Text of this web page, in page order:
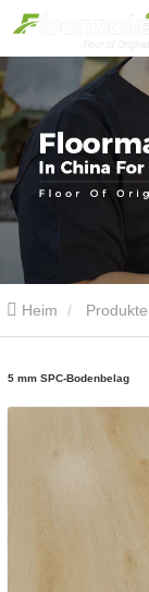
Heim Produkte
5 mm SPC-Bodenbelag